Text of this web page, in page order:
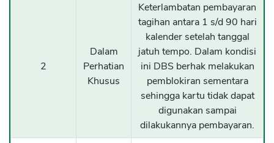
2
Dalam
Perhatian
Khusus
Keterlambatan pembayaran
tagihan antara 1 s/d 90 hari
kalender setelah tanggal
jatuh tempo. Dalam kondisi
ini DBS berhak melakukan
pemblokiran sementara
sehingga kartu tidak dapat
digunakan sampai
dilakukannya pembayaran.
OK
CANCEL